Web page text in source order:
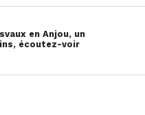
en Anjou, un
écoutez-voir